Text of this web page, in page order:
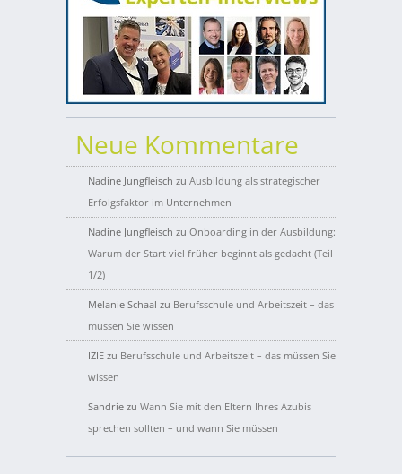
Neue Kommentare
Nadine Jungfleisch zu Ausbildung als strategischer
Erfolgsfaktor im Unternehmen
Nadine Jungfleisch zu Onboarding in der Ausbildung:
Warum der Start viel früher beginnt als gedacht (Teil
1/2)
Melanie Schaal zu Berufsschule und Arbeitszeit – das
müssen Sie wissen
IZIE zu Berufsschule und Arbeitszeit – das müssen Sie
wissen
Sandrie zu Wann Sie mit den Eltern Ihres Azubis
sprechen sollten – und wann Sie müssen